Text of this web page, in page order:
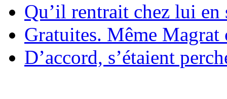
Qu’il rentrait chez lui en
Gratuites. Même Magrat
D’accord, s’étaient